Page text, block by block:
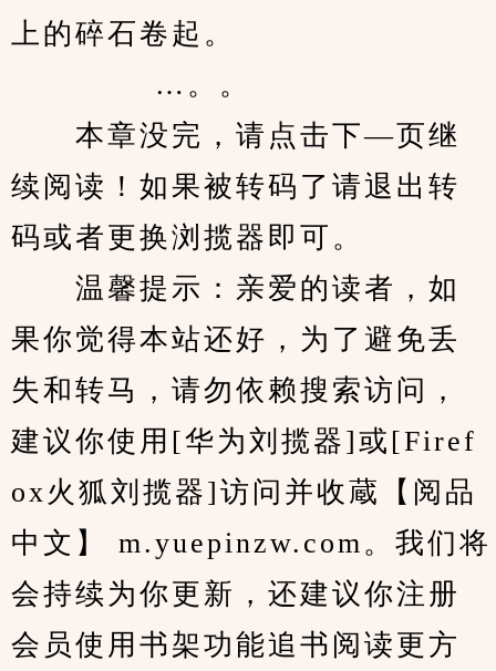
上的碎石卷起。
             …。。
本章没完，请点击下—页继
续阅读！如果被转码了请退出转
码或者更换浏揽器即可。
温馨提示：亲爱的读者，如
果你觉得本站还好，为了避免丢
失和转马，请勿依赖搜索访问，
建议你使用[华为刘揽器]或[Firef
ox火狐刘揽器]访问并收蔵【阅品
中文】 m.yuepinzw.com。我们将
会持续为你更新，还建议你注册
会员使用书架功能追书阅读更方